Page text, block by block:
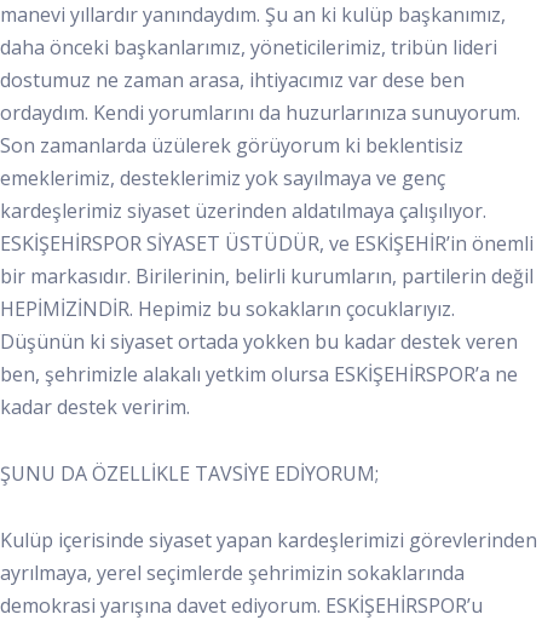
manevi yıllardır yanındaydım. Şu an ki kulüp başkanımız,
daha önceki başkanlarımız, yöneticilerimiz, tribün lideri
dostumuz ne zaman arasa, ihtiyacımız var dese ben
ordaydım. Kendi yorumlarını da huzurlarınıza sunuyorum.
Son zamanlarda üzülerek görüyorum ki beklentisiz
emeklerimiz, desteklerimiz yok sayılmaya ve genç
kardeşlerimiz siyaset üzerinden aldatılmaya çalışılıyor.
ESKİŞEHİRSPOR SİYASET ÜSTÜDÜR, ve ESKİŞEHİR’in önemli
bir markasıdır. Birilerinin, belirli kurumların, partilerin değil
HEPİMİZİNDİR. Hepimiz bu sokakların çocuklarıyız.
Düşünün ki siyaset ortada yokken bu kadar destek veren
ben, şehrimizle alakalı yetkim olursa ESKİŞEHİRSPOR’a ne
kadar destek veririm.
ŞUNU DA ÖZELLİKLE TAVSİYE EDİYORUM;
Kulüp içerisinde siyaset yapan kardeşlerimizi görevlerinden
ayrılmaya, yerel seçimlerde şehrimizin sokaklarında
demokrasi yarışına davet ediyorum. ESKİŞEHİRSPOR’u